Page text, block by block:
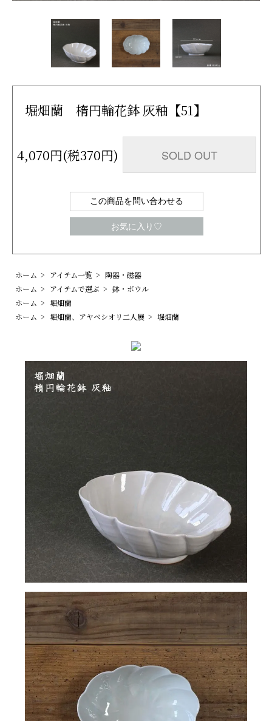
堀畑蘭 楕円輪花鉢 灰釉【51】
4,070円(税370円) SOLD OUT
この商品を問い合わせる
お気に入り♡
ホーム > アイテム一覧 > 陶器・磁器
ホーム > アイテムで選ぶ > 鉢・ボウル
ホーム > 堀畑蘭
ホーム > 堀畑蘭、アヤベシオリ二人展 > 堀畑蘭